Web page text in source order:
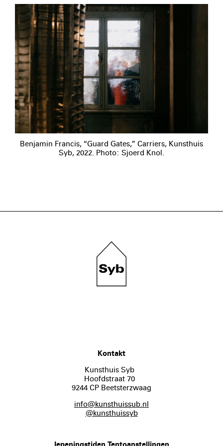
Benjamin Francis, “Guard Gates,” Carriers, Kunsthuis
Syb, 2022. Photo: Sjoerd Knol.
Kontakt
Kunsthuis Syb
Hoofdstraat 70
9244 CP Beetsterzwaag
info@kunsthuissub.nl
@kunsthuissyb